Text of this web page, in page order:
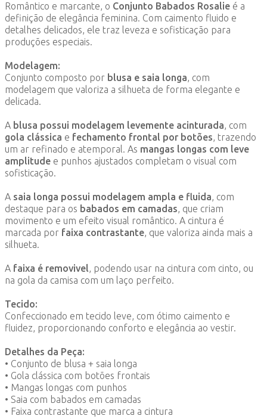
Romântico e marcante, o Conjunto Babados Rosalie é a
definição de elegância feminina. Com caimento fluido e
detalhes delicados, ele traz leveza e sofisticação para
produções especiais.
Modelagem:
Conjunto composto por blusa e saia longa, com
modelagem que valoriza a silhueta de forma elegante e
delicada.
A blusa possui modelagem levemente acinturada, com
gola clássica e fechamento frontal por botões, trazendo
um ar refinado e atemporal. As mangas longas com leve
amplitude e punhos ajustados completam o visual com
sofisticação.
A saia longa possui modelagem ampla e fluida, com
destaque para os babados em camadas, que criam
movimento e um efeito visual romântico. A cintura é
marcada por faixa contrastante, que valoriza ainda mais a
silhueta.
A faixa é removivel, podendo usar na cintura com cinto, ou
na gola da camisa com um laço perfeito.
Tecido:
Confeccionado em tecido leve, com ótimo caimento e
fluidez, proporcionando conforto e elegância ao vestir.
Detalhes da Peça:
• Conjunto de blusa + saia longa
• Gola clássica com botões frontais
• Mangas longas com punhos
• Saia com babados em camadas
• Faixa contrastante que marca a cintura